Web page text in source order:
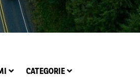
CATEGORIE